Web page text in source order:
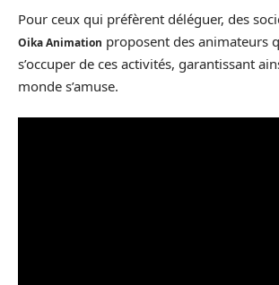
Pour ceux qui préfèrent déléguer, des
Oika Animation proposent des animateurs
s’occuper de ces activités, garantissant
monde s’amuse.